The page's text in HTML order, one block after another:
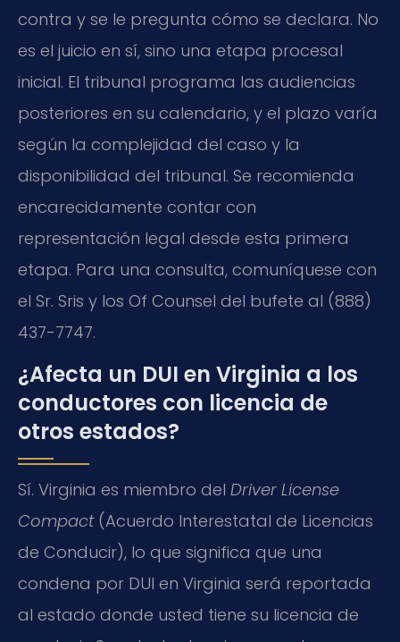
contra y se le pregunta cómo se declara. No
es el juicio en sí, sino una etapa procesal
inicial. El tribunal programa las audiencias
posteriores en su calendario, y el plazo varía
según la complejidad del caso y la
disponibilidad del tribunal. Se recomienda
encarecidamente contar con
representación legal desde esta primera
etapa. Para una consulta, comuníquese con
el Sr. Sris y los Of Counsel del bufete al (888)
437-7747.
¿Afecta un DUI en Virginia a los
conductores con licencia de
otros estados?
Sí. Virginia es miembro del Driver License
Compact(Acuerdo Interestatal de Licencias
de Conducir), lo que significa que una
condena por DUI en Virginia será reportada
al estado donde usted tiene su licencia de